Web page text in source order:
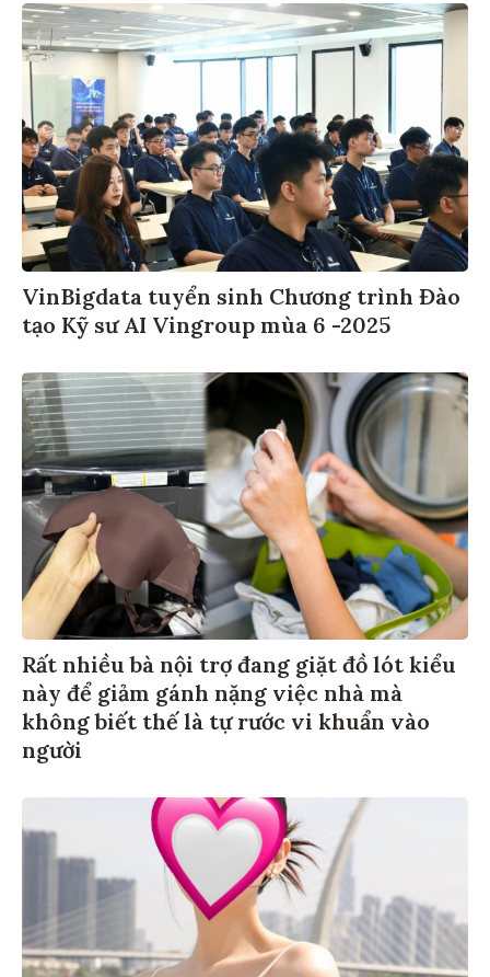
VinBigdata tuyển sinh Chương trình Đào
tạo Kỹ sư AI Vingroup mùa 6 -2025
Rất nhiều bà nội trợ đang giặt đồ lót kiểu
này để giảm gánh nặng việc nhà mà
không biết thế là tự rước vi khuẩn vào
người